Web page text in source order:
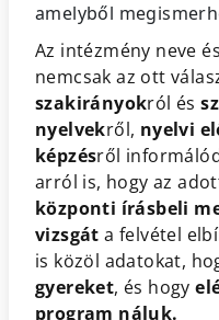
amelyből
Az intézmény neve
nemcsak az ott
szakirányokról és
nyelvekről, nyelvi
képzésről
arról is, hogy az
központi írásbeli
vizsgáta felvétel
is közöl adatokat,
gyereket, és hogy
program náluk.